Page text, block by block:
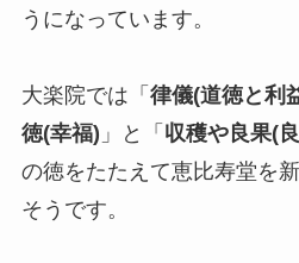
うになっています。
大楽院では「 律儀(道徳と利
徳(幸福) 」と「 収穫や良果(
の徳をたたえて恵比寿堂を
そうです。